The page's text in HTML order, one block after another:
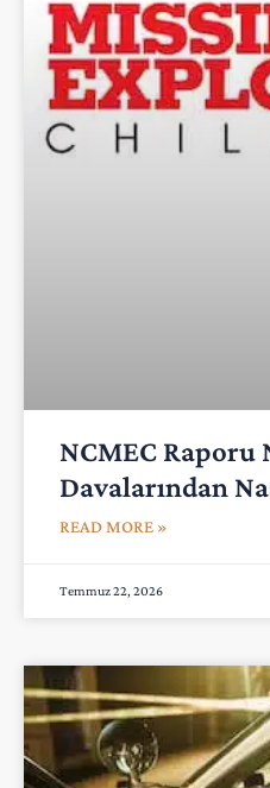
NCMEC Raporu
Davalarından
READ MORE »
Temmuz 22, 2026